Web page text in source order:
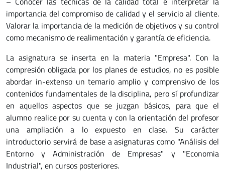
importancia del compromiso de calidad y el servicio al cliente.
Valorar la importancia de la medición de objetivos y su control
como mecanismo de realimentación y garantía de eficiencia.
La asignatura se inserta en la materia "Empresa". Con la
compresión obligada por los planes de estudios, no es posible
abordar in-extenso un temario amplio y comprensivo de los
contenidos fundamentales de la disciplina, pero sí profundizar
en aquellos aspectos que se juzgan básicos, para que el
alumno realice por su cuenta y con la orientación del profesor
una ampliación a lo expuesto en clase. Su carácter
introductorio servirá de base a asignaturas como "Análisis del
Entorno y Administración de Empresas" y "Economia
Industrial", en cursos posteriores.